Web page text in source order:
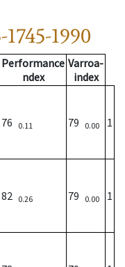
1990
Performance
ndex
Varroa-
index
76 0.11 79 0.00 1
82 0.26 79 0.00 1